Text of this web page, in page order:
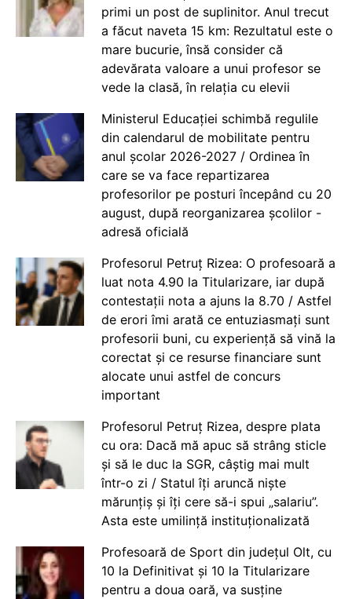
primi un post de suplinitor. Anul trecut
a făcut naveta 15 km: Rezultatul este o
mare bucurie, însă consider că
adevărata valoare a unui profesor se
vede la clasă, în relația cu elevii
Ministerul Educației schimbă regulile
din calendarul de mobilitate pentru
anul școlar 2026-2027 / Ordinea în
care se va face repartizarea
profesorilor pe posturi începând cu 20
august, după reorganizarea școlilor -
adresă oficială
Profesorul Petruț Rizea: O profesoară a
luat nota 4.90 la Titularizare, iar după
contestații nota a ajuns la 8.70 / Astfel
de erori îmi arată ce entuziasmați sunt
profesorii buni, cu experiență să vină la
corectat și ce resurse financiare sunt
alocate unui astfel de concurs
important
Profesorul Petruț Rizea, despre plata
cu ora: Dacă mă apuc să strâng sticle
și să le duc la SGR, câștig mai mult
într-o zi / Statul îți aruncă niște
mărunțiș și îți cere să-i spui „salariu”.
Asta este umilință instituționalizată
Profesoară de Sport din județul Olt, cu
10 la Definitivat și 10 la Titularizare
pentru a doua oară, va susține